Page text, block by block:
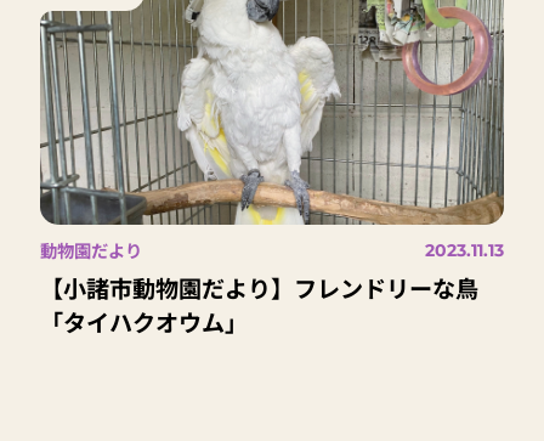
動物園だより 2023.11.13
【小諸市動物園だより】フレンドリーな鳥
「タイハクオウム」